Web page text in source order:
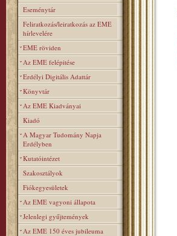
Eseménytár
Feliratkozás/leiratkozás az EME
hírlevelére
EME röviden
Az EME felépitése
Erdélyi Digitális Adattár
Könyvtár
Az EME Kiadványai
Kiadó
A Magyar Tudomány Napja
Erdélyben
Kutatóintézet
Szakosztályok
Fiókegyesületek
Az EME vagyoni állapota
Jelenlegi gyűjtemények
Az EME 150 éves jubileuma